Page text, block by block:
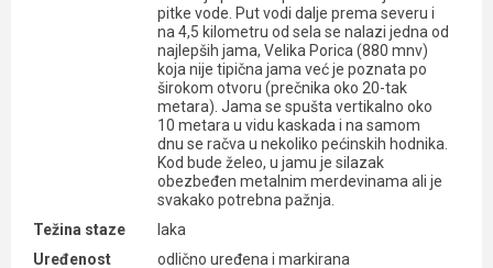
pitke vode. Put vodi dalje prema severu i
na 4,5 kilometru od sela se nalazi jedna od
najlepših jama, Velika Porica (880 mnv)
koja nije tipična jama već je poznata po
širokom otvoru (prečnika oko 20-tak
metara). Jama se spušta vertikalno oko
10 metara u vidu kaskada i na samom
dnu se račva u nekoliko pećinskih hodnika.
Kod bude želeo, u jamu je silazak
obezbeđen metalnim merdevinama ali je
svakako potrebna pažnja.
Težina staze
laka
Uređenost
odlično uređena i markirana